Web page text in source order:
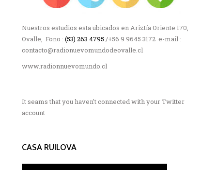
Nuestros estudios esta ubicados en Ariztía Oriente 170,
Ovalle, Fono : (53) 263 4795 /+56 9 9645 3172 e-mail :
contacto@radionuevomundodeovalle.cl
www.radionnuevomundo.cl
It seams that you haven't connected with your Twitter
account
CASA RUILOVA